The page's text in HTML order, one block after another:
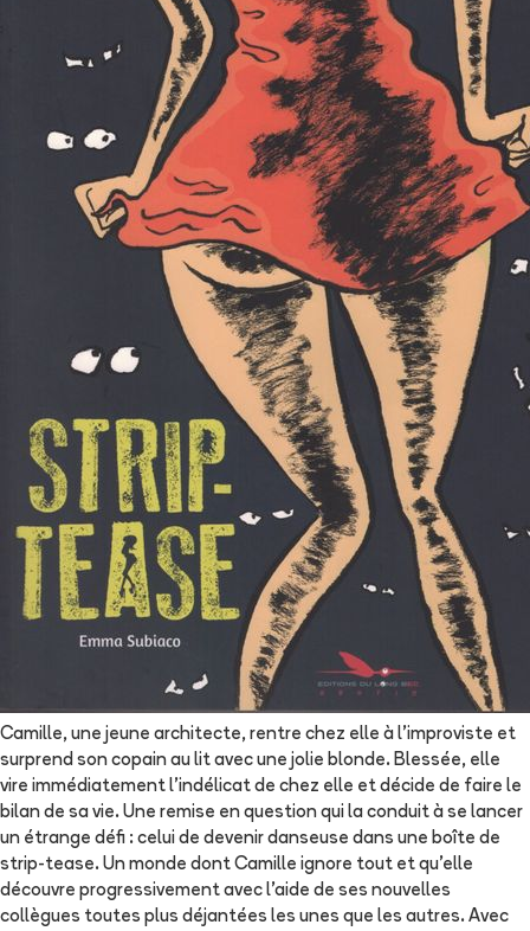
Camille, une jeune architecte, rentre chez elle à l'improviste et
surprend son copain au lit avec une jolie blonde. Blessée, elle
vire immédiatement l'indélicat de chez elle et décide de faire le
bilan de sa vie. Une remise en question qui la conduit à se lancer
un étrange défi : celui de devenir danseuse dans une boîte de
strip-tease. Un monde dont Camille ignore tout et qu'elle
découvre progressivement avec l'aide de ses nouvelles
collègues toutes plus déjantées les unes que les autres. Avec